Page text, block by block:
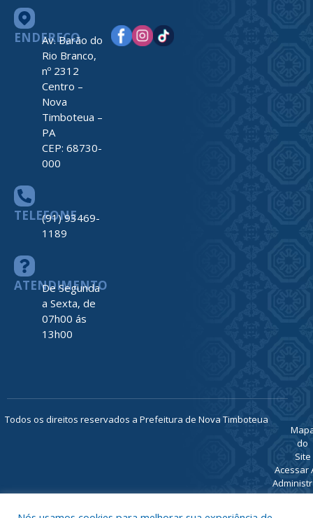
ENDEREÇO
Av. Barão do
Rio Branco,
nº 2312
Centro –
Nova
Timboteua –
PA
CEP: 68730-
000
TELEFONE
(91) 93469-
1189
ATENDIMENTO
De Segunda
a Sexta, de
07h00 ás
13h00
Todos os direitos reservados a Prefeitura de Nova Timboteua
do
Site
Acessar